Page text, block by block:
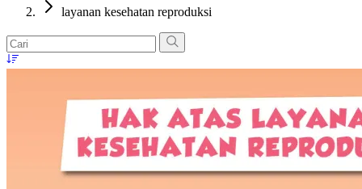
layanan kesehatan reproduksi